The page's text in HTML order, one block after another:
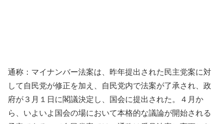
通称：マイナンバー法案は、昨年提出された民主党案に対
して自民党が修正を加え、自民党内で法案が了承され、政
府が３月１日に閣議決定し、国会に提出された。４月か
ら、いよいよ国会の場において本格的な議論が開始される